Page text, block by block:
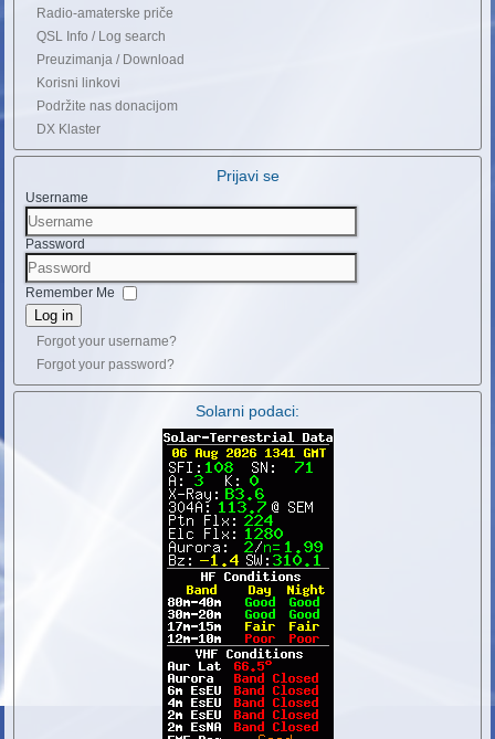
Radio-amaterske priče
QSL Info / Log search
Preuzimanja / Download
Korisni linkovi
Podržite nas donacijom
DX Klaster
Prijavi se
Username
Password
Remember Me
Log in
Forgot your username?
Forgot your password?
Solarni podaci: